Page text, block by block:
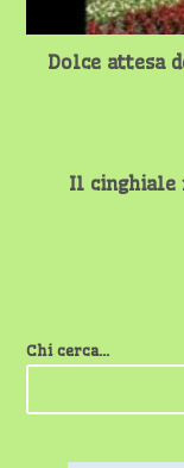
Dolce attesa
Il cinghiale
Chi cerca...